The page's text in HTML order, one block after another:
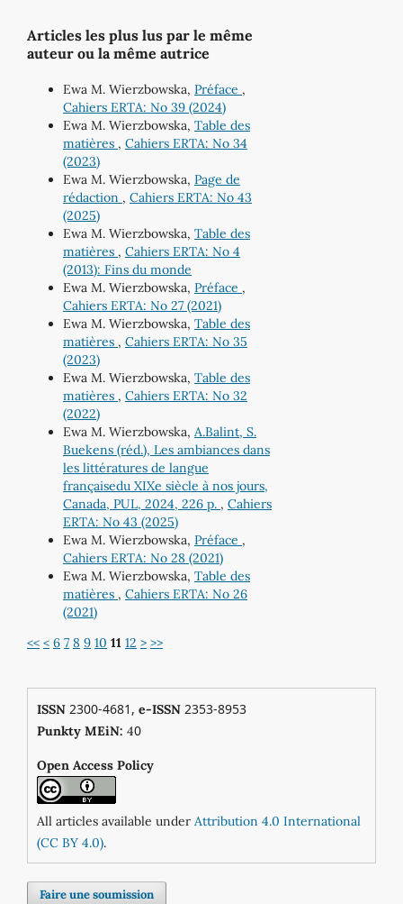
Articles les plus lus par le même
auteur ou la même autrice
Ewa M. Wierzbowska, Préface ,
Cahiers ERTA: No 39 (2024)
Ewa M. Wierzbowska, Table des
matières , Cahiers ERTA: No 34
(2023)
Ewa M. Wierzbowska, Page de
rédaction , Cahiers ERTA: No 43
(2025)
Ewa M. Wierzbowska, Table des
matières , Cahiers ERTA: No 4
(2013): Fins du monde
Ewa M. Wierzbowska, Préface ,
Cahiers ERTA: No 27 (2021)
Ewa M. Wierzbowska, Table des
matières , Cahiers ERTA: No 35
(2023)
Ewa M. Wierzbowska, Table des
matières , Cahiers ERTA: No 32
(2022)
Ewa M. Wierzbowska, A.Balint, S.
Buekens (réd.), Les ambiances dans
les littératures de langue
françaisedu XIXe siècle à nos jours,
Canada, PUL, 2024, 226 p. , Cahiers
ERTA: No 43 (2025)
Ewa M. Wierzbowska, Préface ,
Cahiers ERTA: No 28 (2021)
Ewa M. Wierzbowska, Table des
matières , Cahiers ERTA: No 26
(2021)
<< < 6 7 8 9 10 11 12 > >>
ISSN2300-4681, e-ISSN2353-8953
Punkty MEiN: 40
Open Access Policy
All articles available under Attribution 4.0 International
(CC BY 4.0).
Faire une soumission